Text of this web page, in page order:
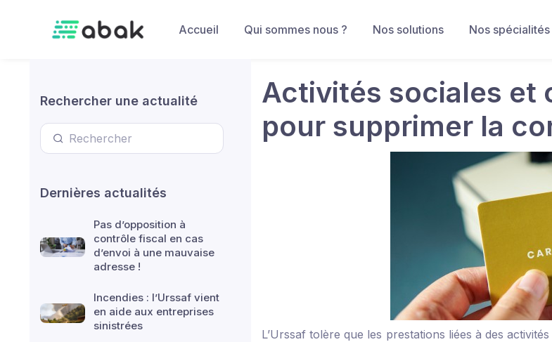
Accueil Qui sommes nous ? Nos solutions Nos spécialités
Rechercher une actualité
Dernières actualités
Pas d’opposition à
contrôle fiscal en cas
d’envoi à une mauvaise
adresse !
Incendies : l’Urssaf vient
en aide aux entreprises
sinistrées
Activités sociales et
pour supprimer la
L’Urssaf tolère que les prestations liées à des